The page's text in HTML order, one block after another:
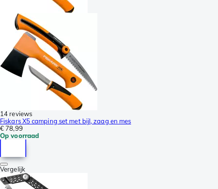
14 reviews
Fiskars X5 camping set met bijl, zaag en mes
€ 78,99
Op voorraad
Vergelijk